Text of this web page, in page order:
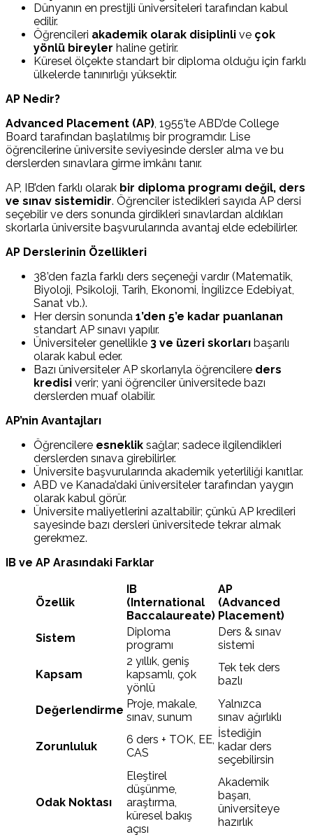
Dünyanın en prestijli üniversiteleri tarafından kabul
edilir.
Öğrencileri akademik olarak disiplinli ve çok
yönlü bireyler haline getirir.
Küresel ölçekte standart bir diploma olduğu için farklı
ülkelerde tanınırlığı yüksektir.
AP Nedir?
Advanced Placement (AP), 1955’te ABD’de College
Board tarafından başlatılmış bir programdır. Lise
öğrencilerine üniversite seviyesinde dersler alma ve bu
derslerden sınavlara girme imkânı tanır.
AP, IB’den farklı olarak bir diploma programı değil, ders
ve sınav sistemidir. Öğrenciler istedikleri sayıda AP dersi
seçebilir ve ders sonunda girdikleri sınavlardan aldıkları
skorlarla üniversite başvurularında avantaj elde edebilirler.
AP Derslerinin Özellikleri
38’den fazla farklı ders seçeneği vardır (Matematik,
Biyoloji, Psikoloji, Tarih, Ekonomi, İngilizce Edebiyat,
Sanat vb.).
Her dersin sonunda 1’den 5’e kadar puanlanan
standart AP sınavı yapılır.
Üniversiteler genellikle 3 ve üzeri skorları başarılı
olarak kabul eder.
Bazı üniversiteler AP skorlarıyla öğrencilere ders
kredisi verir; yani öğrenciler üniversitede bazı
derslerden muaf olabilir.
AP’nin Avantajları
Öğrencilere esneklik sağlar; sadece ilgilendikleri
derslerden sınava girebilirler.
Üniversite başvurularında akademik yeterliliği kanıtlar.
ABD ve Kanada’daki üniversiteler tarafından yaygın
olarak kabul görür.
Üniversite maliyetlerini azaltabilir; çünkü AP kredileri
sayesinde bazı dersleri üniversitede tekrar almak
gerekmez.
IB ve AP Arasındaki Farklar
Özellik
IB
(International
Baccalaureate)
AP
(Advanced
Placement)
Sistem
Diploma
programı
Ders & sınav
sistemi
Kapsam
2 yıllık, geniş
kapsamlı, çok
yönlü
Tek tek ders
bazlı
Değerlendirme Proje, makale,
sınav, sunum
Yalnızca
sınav ağırlıklı
Zorunluluk
6 ders + TOK, EE,
CAS
İstediğin
kadar ders
seçebilirsin
Odak Noktası
Eleştirel
düşünme,
araştırma,
küresel bakış
açısı
Akademik
başarı,
üniversiteye
hazırlık